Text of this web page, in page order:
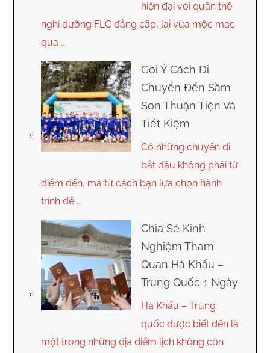
hiện đại với quần thể
nghỉ dưỡng FLC đẳng cấp, lại vừa mộc mạc
qua …
Gợi Ý Cách Di
Chuyển Đến Sầm
Sơn Thuận Tiện Và
Tiết Kiệm
Có những chuyến đi
bắt đầu không phải từ
điểm đến, mà từ cách bạn lựa chọn hành
trình để …
Chia Sẻ Kinh
Nghiệm Tham
Quan Hà Khẩu –
Trung Quốc 1 Ngày
Hà Khẩu – Trung
quốc được biết đến là
một trong những địa điểm lịch không còn